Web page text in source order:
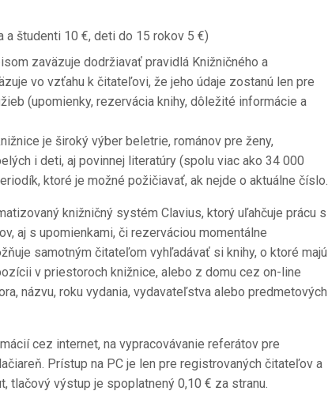
študenti 10 €, deti do 15 rokov 5 €)
zaväzuje dodržiavať pravidlá Knižničného a
vo vzťahu k čitateľovi, že jeho údaje zostanú len pre
(upomienky, rezervácia knihy, dôležité informácie a
je široký výber beletrie, románov pre ženy,
i deti, aj povinnej literatúry (spolu viac ako 34 000
ktoré je možné požičiavať, ak nejde o aktuálne číslo.
knižničný systém Clavius, ktorý uľahčuje prácu s
aj s upomienkami, či rezerváciou momentálne
samotným čitateľom vyhľadávať si knihy, o ktoré majú
v priestoroch knižnice, alebo z domu cez on-line
názvu, roku vydania, vydavateľstva alebo predmetových
cez internet, na vypracovávanie referátov pre
Prístup na PC je len pre registrovaných čitateľov a
tlačový výstup je spoplatnený 0,10 € za stranu.